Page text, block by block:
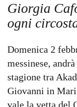
Giorgia
ogni
Domenica 2
messinese,
stagione tra
Giovanni in
vale la vetta del